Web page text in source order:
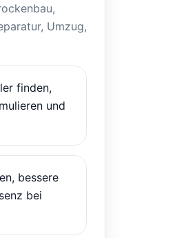
Umzug,
finden,
und
bessere
bei